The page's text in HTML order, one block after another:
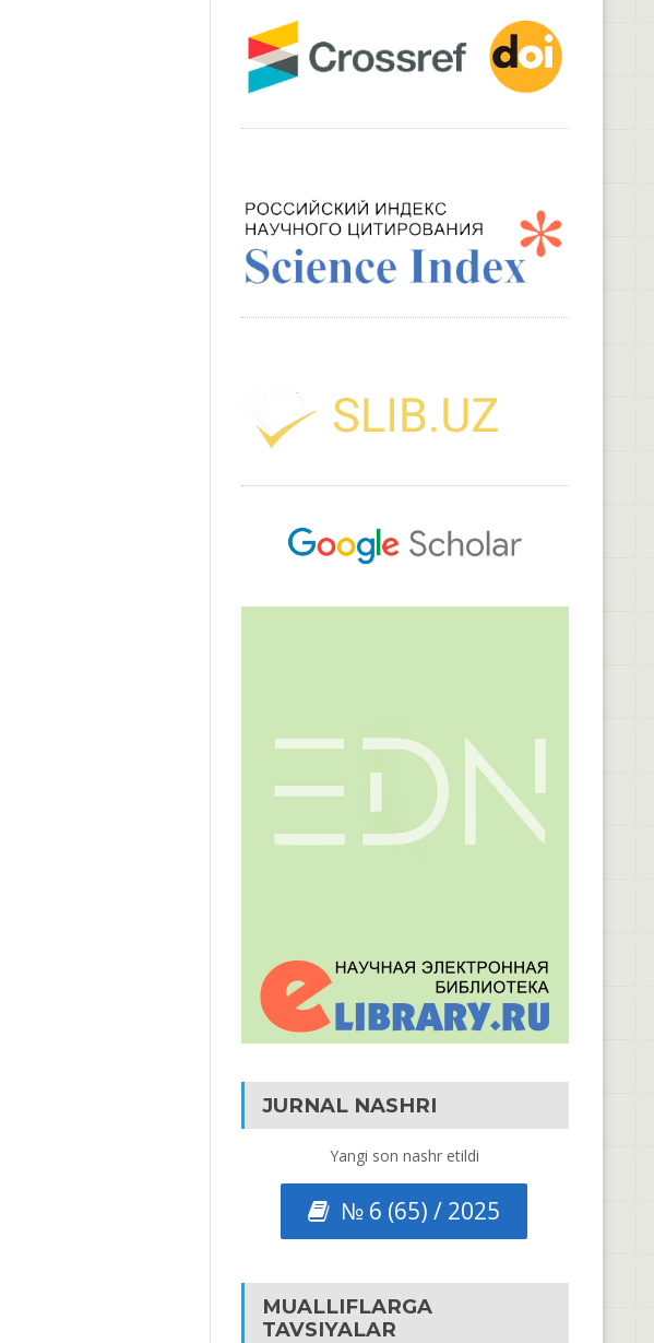
JURNAL NASHRI
Yangi son nashr etildi
№ 6 (65) / 2025
MUALLIFLARGA
TAVSIYALAR